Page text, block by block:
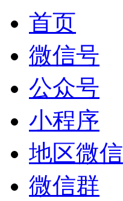
首页
微信号
公众号
小程序
地区微信
微信群